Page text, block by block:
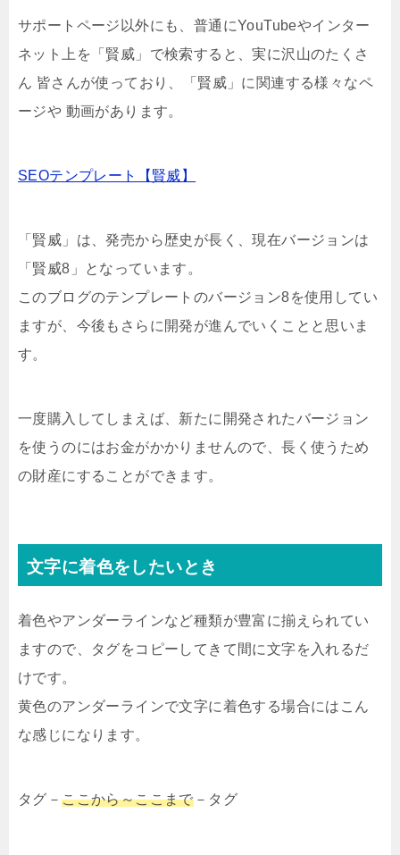
サポートページ以外にも、普通にYouTubeやインター
ネット上を「賢威」で検索すると、実に沢山のたくさ
ん 皆さんが使っており、「賢威」に関連する様々なペ
ージや 動画があります。
SEOテンプレート【賢威】
「賢威」は、発売から歴史が長く、現在バージョンは
「賢威8」となっています。
このブログのテンプレートのバージョン8を使用してい
ますが、今後もさらに開発が進んでいくことと思いま
す。
一度購入してしまえば、新たに開発されたバージョン
を使うのにはお金がかかりませんので、長く使うため
の財産にすることができます。
文字に着色をしたいとき
着色やアンダーラインなど種類が豊富に揃えられてい
ますので、タグをコピーしてきて間に文字を入れるだ
けです。
黄色のアンダーラインで文字に着色する場合にはこん
な感じになります。
タグ－ここから～ここまで－タグ